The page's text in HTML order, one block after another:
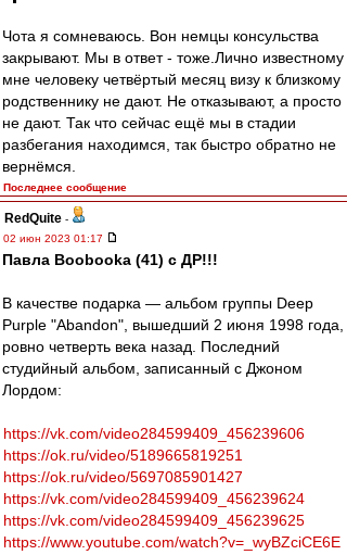
Чота я сомневаюсь. Вон немцы консульства
закрывают. Мы в ответ - тоже.Лично известному
мне человеку четвёртый месяц визу к близкому
родственнику не дают. Не отказывают, а просто
не дают. Так что сейчас ещё мы в стадии
разбегания находимся, так быстро обратно не
вернёмся.
Последнее сообщение
RedQuite -
02 июн 2023 01:17
Павла Boobooka (41) с ДР!!!
В качестве подарка — альбом группы Deep
Purple "Abandon", вышедший 2 июня 1998 года,
ровно четверть века назад. Последний
студийный альбом, записанный с Джоном
Лордом:
https://vk.com/video284599409_456239606
https://ok.ru/video/5189665819251
https://ok.ru/video/5697085901427
https://vk.com/video284599409_456239624
https://vk.com/video284599409_456239625
https://www.youtube.com/watch?v=_wyBZciCE6E